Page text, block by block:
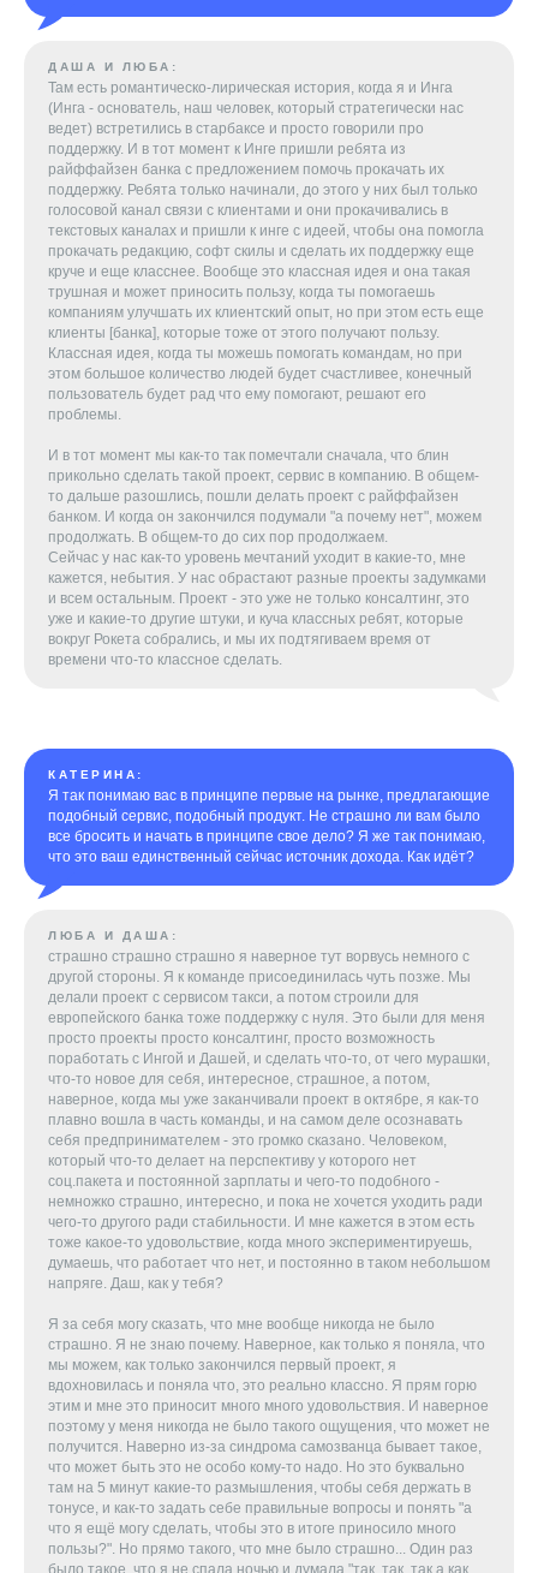
ДАША И ЛЮБА:
Там есть романтическо-лирическая история, когда я и Инга
(Инга - основатель, наш человек, который стратегически нас
ведет) встретились в старбаксе и просто говорили про
поддержку. И в тот момент к Инге пришли ребята из
райффайзен банка с предложением помочь прокачать их
поддержку. Ребята только начинали, до этого у них был только
голосовой канал связи с клиентами и они прокачивались в
текстовых каналах и пришли к инге с идеей, чтобы она помогла
прокачать редакцию, софт скилы и сделать их поддержку еще
круче и еще класснее. Вообще это классная идея и она такая
трушная и может приносить пользу, когда ты помогаешь
компаниям улучшать их клиентский опыт, но при этом есть еще
клиенты [банка], которые тоже от этого получают пользу.
Классная идея, когда ты можешь помогать командам, но при
этом большое количество людей будет счастливее, конечный
пользователь будет рад что ему помогают, решают его
проблемы.
И в тот момент мы как-то так помечтали сначала, что блин
прикольно сделать такой проект, сервис в компанию. В общем-
то дальше разошлись, пошли делать проект с райффайзен
банком. И когда он закончился подумали "а почему нет", можем
продолжать. В общем-то до сих пор продолжаем.
Сейчас у нас как-то уровень мечтаний уходит в какие-то, мне
кажется, небытия. У нас обрастают разные проекты задумками
и всем остальным. Проект - это уже не только консалтинг, это
уже и какие-то другие штуки, и куча классных ребят, которые
вокруг Рокета собрались, и мы их подтягиваем время от
времени что-то классное сделать.
КАТЕРИНА:
Я так понимаю вас в принципе первые на рынке, предлагающие
подобный сервис, подобный продукт. Не страшно ли вам было
все бросить и начать в принципе свое дело? Я же так понимаю,
что это ваш единственный сейчас источник дохода. Как идёт?
ЛЮБА И ДАША:
страшно страшно страшно я наверное тут ворвусь немного с
другой стороны. Я к команде присоединилась чуть позже. Мы
делали проект с сервисом такси, а потом строили для
европейского банка тоже поддержку с нуля. Это были для меня
просто проекты просто консалтинг, просто возможность
поработать с Ингой и Дашей, и сделать что-то, от чего мурашки,
что-то новое для себя, интересное, страшное, а потом,
наверное, когда мы уже заканчивали проект в октябре, я как-то
плавно вошла в часть команды, и на самом деле осознавать
себя предпринимателем - это громко сказано. Человеком,
который что-то делает на перспективу у которого нет
соц.пакета и постоянной зарплаты и чего-то подобного -
немножко страшно, интересно, и пока не хочется уходить ради
чего-то другого ради стабильности. И мне кажется в этом есть
тоже какое-то удовольствие, когда много экспериментируешь,
думаешь, что работает что нет, и постоянно в таком небольшом
напряге. Даш, как у тебя?
Я за себя могу сказать, что мне вообще никогда не было
страшно. Я не знаю почему. Наверное, как только я поняла, что
мы можем, как только закончился первый проект, я
вдохновилась и поняла что, это реально классно. Я прям горю
этим и мне это приносит много много удовольствия. И наверное
поэтому у меня никогда не было такого ощущения, что может не
получится. Наверно из-за синдрома самозванца бывает такое,
что может быть это не особо кому-то надо. Но это буквально
там на 5 минут какие-то размышления, чтобы себя держать в
тонусе, и как-то задать себе правильные вопросы и понять "а
что я ещё могу сделать, чтобы это в итоге приносило много
пользы?". Но прямо такого, что мне было страшно... Один раз
было такое, что я не спала ночью и думала "так, так, так а как